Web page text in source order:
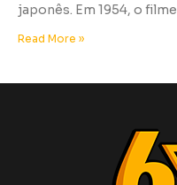
japonês. Em 1954, o filme
Read More »